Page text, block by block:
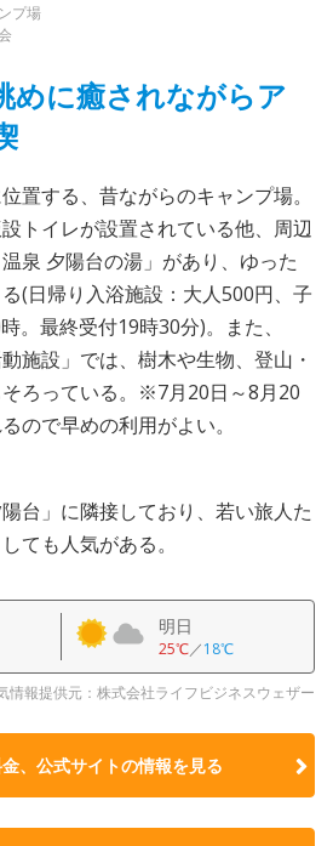
プ場
めに癒されながらア
置する、昔ながらのキャンプ場。
トイレが設置されている他、周辺
泉 夕陽台の湯」があり、ゆった
(日帰り入浴施設：大人500円、子
。最終受付19時30分)。また、
施設」では、樹木や生物、登山・
ろっている。※7月20日～8月20
ので早めの利用がよい。
台」に隣接しており、若い旅人た
ても人気がある。
明日
25℃／18℃
情報提供元：株式会社ライフビジネスウェザー
、公式サイトの情報を見る